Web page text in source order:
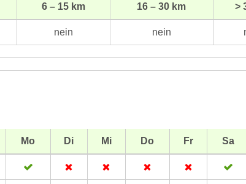
6 – 15 km 16 – 30 km >
nein nein
Mo Di Mi Do Fr Sa